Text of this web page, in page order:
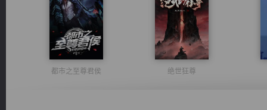
都市之至尊君侯 绝世狂尊